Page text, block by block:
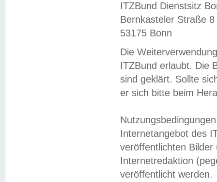
ITZBund Dienstsitz
Bernkasteler Straße 8
53175 Bonn
Die
ITZBund erlaubt. Die
sind geklärt. Sollte
er sich bitte beim
Internetangebot des
veröffentlichten
Internetredaktion
veröffentlicht werden.